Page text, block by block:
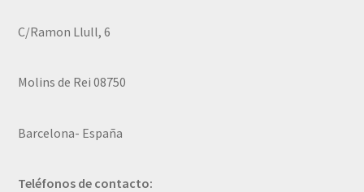
C/Ramon Llull, 6
Molins de Rei 08750
Barcelona- España
Teléfonos de contacto: